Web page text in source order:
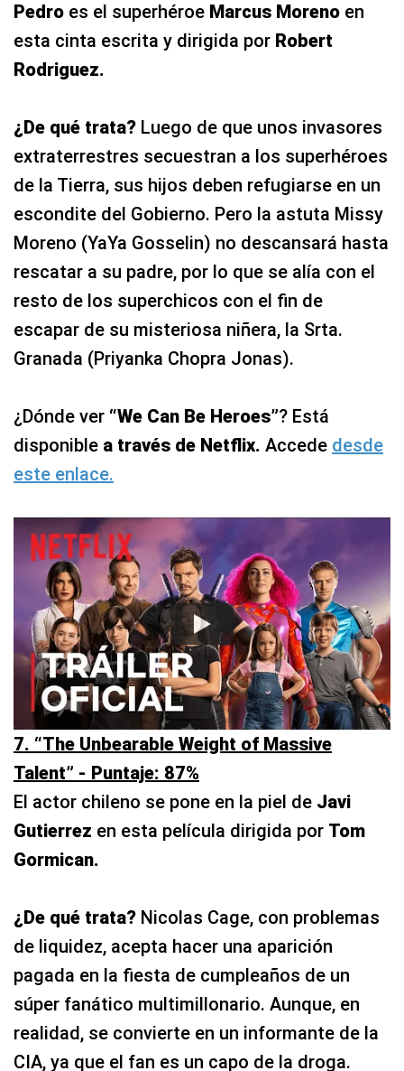
Pedro es el superhéroe Marcus Moreno en
esta cinta escrita y dirigida por Robert
Rodriguez.
¿De qué trata? Luego de que unos invasores
extraterrestres secuestran a los superhéroes
de la Tierra, sus hijos deben refugiarse en un
escondite del Gobierno. Pero la astuta Missy
Moreno (YaYa Gosselin) no descansará hasta
rescatar a su padre, por lo que se alía con el
resto de los superchicos con el fin de
escapar de su misteriosa niñera, la Srta.
Granada (Priyanka Chopra Jonas).
¿Dónde ver “We Can Be Heroes”? Está
disponible a través de Netflix. Accede desde
este enlace.
7. “The Unbearable Weight of Massive
Talent” - Puntaje: 87%
El actor chileno se pone en la piel de Javi
Gutierrez en esta película dirigida por Tom
Gormican.
¿De qué trata? Nicolas Cage, con problemas
de liquidez, acepta hacer una aparición
pagada en la fiesta de cumpleaños de un
súper fanático multimillonario. Aunque, en
realidad, se convierte en un informante de la
CIA, ya que el fan es un capo de la droga.